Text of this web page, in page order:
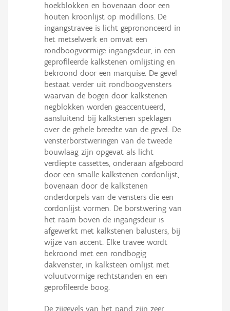
hoekblokken en bovenaan door een
houten kroonlijst op modillons. De
ingangstravee is licht geprononceerd in
het metselwerk en omvat een
rondboogvormige ingangsdeur, in een
geprofileerde kalkstenen omlijsting en
bekroond door een marquise. De gevel
bestaat verder uit rondboogvensters
waarvan de bogen door kalkstenen
negblokken worden geaccentueerd,
aansluitend bij kalkstenen speklagen
over de gehele breedte van de gevel. De
vensterborstweringen van de tweede
bouwlaag zijn opgevat als licht
verdiepte cassettes, onderaan afgeboord
door een smalle kalkstenen cordonlijst,
bovenaan door de kalkstenen
onderdorpels van de vensters die een
cordonlijst vormen. De borstwering van
het raam boven de ingangsdeur is
afgewerkt met kalkstenen balusters, bij
wijze van accent. Elke travee wordt
bekroond met een rondbogig
dakvenster, in kalksteen omlijst met
voluutvormige rechtstanden en een
geprofileerde boog.
De zijgevels van het pand zijn zeer